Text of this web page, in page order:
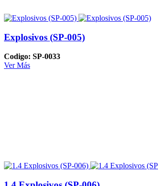
Explosivos (SP-005)
Codigo: SP-0033
Ver Más